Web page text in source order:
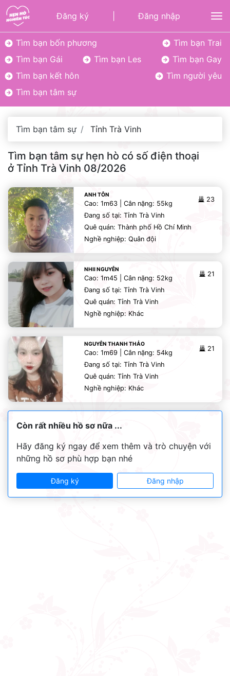
Đăng ký Đăng nhập
Tìm bạn bốn phương
Tìm bạn Trai
Tìm bạn Gái
Tìm bạn Les
Tìm bạn Gay
Tìm bạn kết hôn
Tìm người yêu
Tìm bạn tâm sự
Tìm bạn tâm sự Tỉnh Trà Vinh
Tìm bạn tâm sự hẹn hò có số điện thoại
ở Tỉnh Trà Vinh 08/2026
ANH TÔN
23
Cao: 1m63 | Cân nặng: 55kg
Đang số tại: Tỉnh Trà Vinh
Quê quán: Thành phố Hồ Chí Minh
Nghề nghiệp: Quân đội
NHII NGUYỄN
21
Cao: 1m45 | Cân nặng: 52kg
Đang số tại: Tỉnh Trà Vinh
Quê quán: Tỉnh Trà Vinh
Nghề nghiệp: Khác
NGUYỄN THANH THẢO
21
Cao: 1m69 | Cân nặng: 54kg
Đang số tại: Tỉnh Trà Vinh
Quê quán: Tỉnh Trà Vinh
Nghề nghiệp: Khác
Còn rất nhiều hồ sơ nữa ...
Hãy đăng ký ngay để xem thêm và trò chuyện với
những hồ sơ phù hợp bạn nhé
Đăng ký Đăng nhập